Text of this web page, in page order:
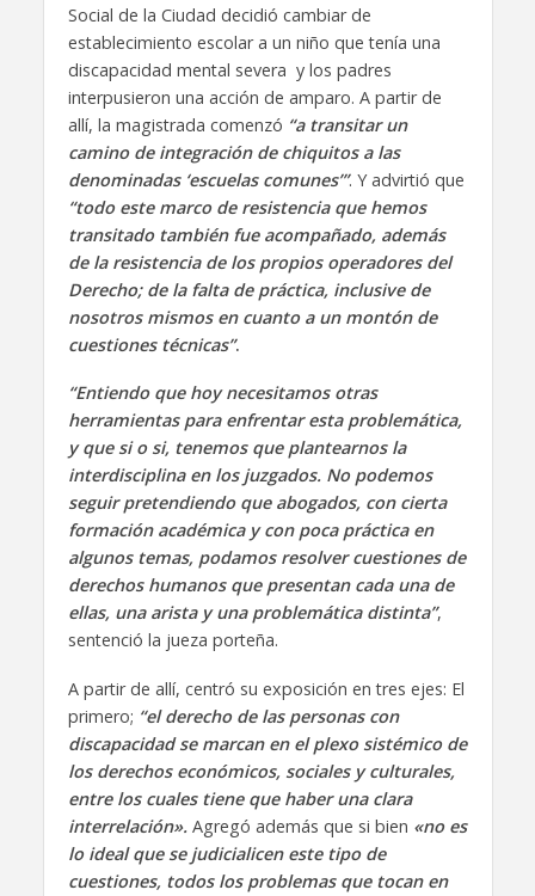
Social de la Ciudad decidió cambiar de
establecimiento escolar a un niño que tenía una
discapacidad mental severa y los padres
interpusieron una acción de amparo. A partir de
allí, la magistrada comenzó “a transitar un
camino de integración de chiquitos a las
denominadas ‘escuelas comunes’”. Y advirtió que
“todo este marco de resistencia que hemos
transitado también fue acompañado, además
de la resistencia de los propios operadores del
Derecho; de la falta de práctica, inclusive de
nosotros mismos en cuanto a un montón de
cuestiones técnicas”.
“Entiendo que hoy necesitamos otras
herramientas para enfrentar esta problemática,
y que si o si, tenemos que plantearnos la
interdisciplina en los juzgados. No podemos
seguir pretendiendo que abogados, con cierta
formación académica y con poca práctica en
algunos temas, podamos resolver cuestiones de
derechos humanos que presentan cada una de
ellas, una arista y una problemática distinta”,
sentenció la jueza porteña.
A partir de allí, centró su exposición en tres ejes: El
primero; “el derecho de las personas con
discapacidad se marcan en el plexo sistémico de
los derechos económicos, sociales y culturales,
entre los cuales tiene que haber una clara
interrelación».Agregó además que si bien «no es
lo ideal que se judicialicen este tipo de
cuestiones, todos los problemas que tocan en